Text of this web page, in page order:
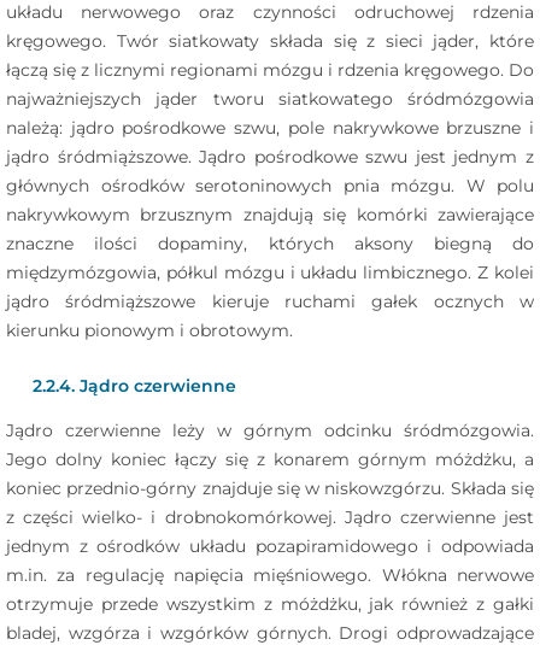
układu nerwowego oraz czynności odruchowej rdzenia
kręgowego. Twór siatkowaty składa się z sieci jąder, które
łączą się z licznymi regionami mózgu i rdzenia kręgowego. Do
najważniejszych jąder tworu siatkowatego śródmózgowia
należą: jądro pośrodkowe szwu, pole nakrywkowe brzuszne i
jądro śródmiąższowe. Jądro pośrodkowe szwu jest jednym z
głównych ośrodków serotoninowych pnia mózgu. W polu
nakrywkowym brzusznym znajdują się komórki zawierające
znaczne ilości dopaminy, których aksony biegną do
międzymózgowia, półkul mózgu i układu limbicznego. Z kolei
jądro śródmiąższowe kieruje ruchami gałek ocznych w
kierunku pionowym i obrotowym.
2.2.4. Jądro czerwienne
Jądro czerwienne leży w górnym odcinku śródmózgowia.
Jego dolny koniec łączy się z konarem górnym móżdżku, a
koniec przednio-górny znajduje się w niskowzgórzu. Składa się
z części wielko- i drobnokomórkowej. Jądro czerwienne jest
jednym z ośrodków układu pozapiramidowego i odpowiada
m.in. za regulację napięcia mięśniowego. Włókna nerwowe
otrzymuje przede wszystkim z móżdżku, jak również z gałki
bladej, wzgórza i wzgórków górnych. Drogi odprowadzające